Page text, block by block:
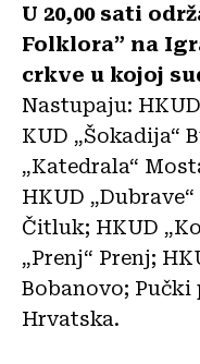
U 20,00 sati
Folklora” na
crkve u kojoj
Nastupaju:
KUD „Šokadija“
„Katedrala“
HKUD
Čitluk; HKUD
„Prenj“ Prenj;
Bobanovo; Pučki
Hrvatska.